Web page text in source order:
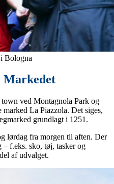
Bologna
Markedet
ved Montagnola Park og
La Piazzola. Det siges,
grundlagt i 1251.
lørdag fra morgen til aften. Der
f.eks. sko, tøj, tasker og
af udvalget.